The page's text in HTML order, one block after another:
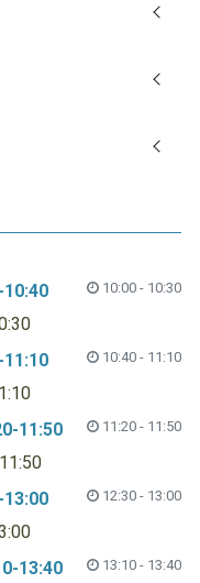
10:00 - 10:30
10:40 - 11:10
11:50
11:20 - 11:50
12:30 - 13:00
13:40
13:10 - 13:40